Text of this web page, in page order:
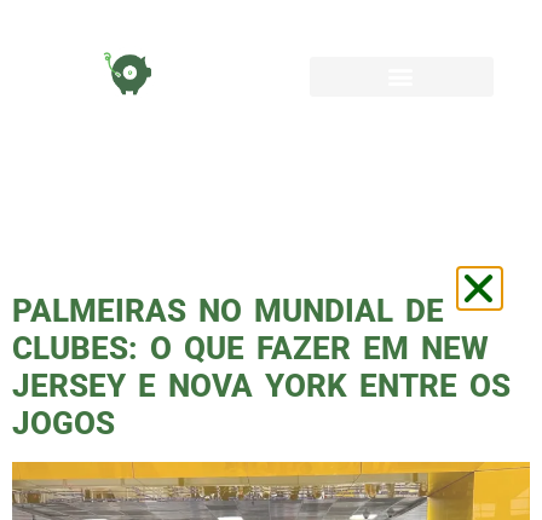
PALMEIRAS NO MUNDIAL DE
CLUBES: O QUE FAZER EM NEW
JERSEY E NOVA YORK ENTRE OS
JOGOS